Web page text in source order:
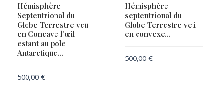
Hémisphère
Septentrional du
Globe Terrestre veu
en Concave l’œil
estant au pole
Antarctique…
500,00 €
Hémisphère
septentrional du
Globe Terrestre veü
en convexe…
500,00 €